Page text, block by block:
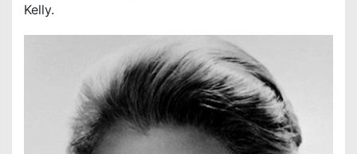
Kelly.